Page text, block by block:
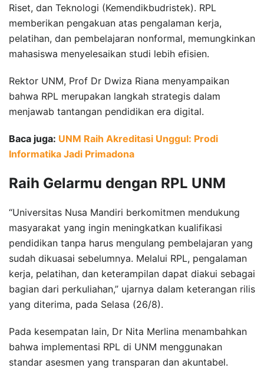
Riset, dan Teknologi (Kemendikbudristek). RPL
memberikan pengakuan atas pengalaman kerja,
pelatihan, dan pembelajaran nonformal, memungkinkan
mahasiswa menyelesaikan studi lebih efisien.
Rektor UNM, Prof Dr Dwiza Riana menyampaikan
bahwa RPL merupakan langkah strategis dalam
menjawab tantangan pendidikan era digital.
Baca juga: UNM Raih Akreditasi Unggul: Prodi
Informatika Jadi Primadona
Raih Gelarmu dengan RPL UNM
“Universitas Nusa Mandiri berkomitmen mendukung
masyarakat yang ingin meningkatkan kualifikasi
pendidikan tanpa harus mengulang pembelajaran yang
sudah dikuasai sebelumnya. Melalui RPL, pengalaman
kerja, pelatihan, dan keterampilan dapat diakui sebagai
bagian dari perkuliahan,” ujarnya dalam keterangan rilis
yang diterima, pada Selasa (26/8).
Pada kesempatan lain, Dr Nita Merlina menambahkan
bahwa implementasi RPL di UNM menggunakan
standar asesmen yang transparan dan akuntabel.